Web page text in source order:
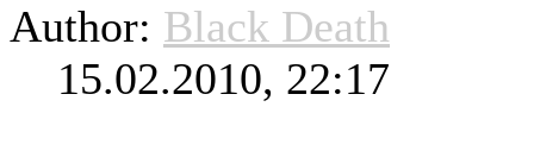
Author: Black Death
15.02.2010, 22:17